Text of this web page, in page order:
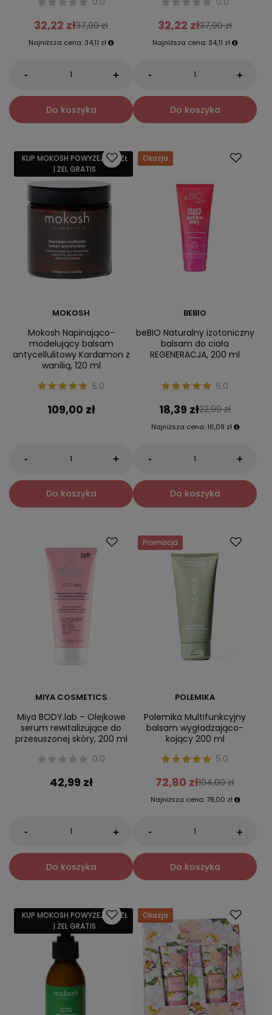
32,22 zł37,90 zł
Najniższa cena: 34,11 zł
- +
Do koszyka
32,22 zł37,90 zł
Najniższa cena: 34,11 zł
- +
Do koszyka
KUP MOKOSH POWYŻEJ 159 ZŁ
| ŻEL GRATIS
MOKOSH
Mokosh Napinająco-
modelujący balsam
antycellulitowy Kardamon z
wanilią, 120 ml
5.0
109,00 zł
- +
Do koszyka
Okazja
BEBIO
beBIO Naturalny izotoniczny
balsam do ciała
REGENERACJA, 200 ml
5.0
18,39 zł22,99 zł
Najniższa cena: 16,09 zł
- +
Do koszyka
MIYA COSMETICS
Miya BODY.lab – Olejkowe
serum rewitalizujące do
przesuszonej skóry, 200 ml
0.0
42,99 zł
- +
Do koszyka
Promocja
POLEMIKA
Polemika Multifunkcyjny
balsam wygładzająco-
kojący 200 ml
5.0
72,80 zł104,00 zł
Najniższa cena: 78,00 zł
- +
Do koszyka
KUP MOKOSH POWYŻEJ 159 ZŁ
| ŻEL GRATIS
Okazja